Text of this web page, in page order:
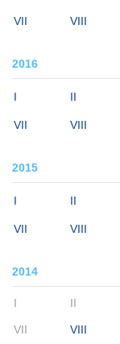
VII VIII
2016
I II
VII VIII
2015
I II
VII VIII
2014
I II
VII VIII